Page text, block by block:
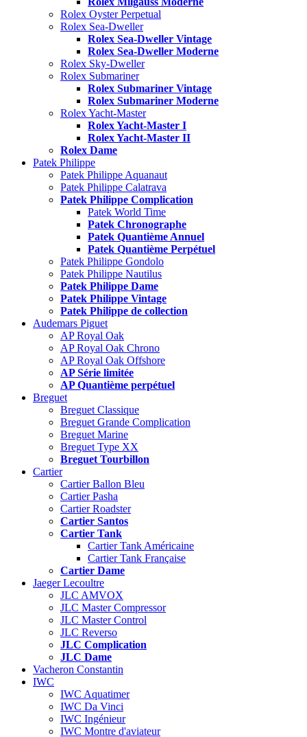
Rolex Oyster Perpetual
Rolex Sea-Dweller
Rolex Sea-Dweller Vintage
Rolex Sea-Dweller Moderne
Rolex Sky-Dweller
Rolex Submariner
Rolex Submariner Vintage
Rolex Submariner Moderne
Rolex Yacht-Master
Rolex Yacht-Master I
Rolex Yacht-Master II
Rolex Dame
Patek Philippe
Patek Philippe Aquanaut
Patek Philippe Calatrava
Patek Philippe Complication
Patek World Time
Patek Chronographe
Patek Quantième Annuel
Patek Quantième Perpétuel
Patek Philippe Gondolo
Patek Philippe Nautilus
Patek Philippe Dame
Patek Philippe Vintage
Patek Philippe de collection
Audemars Piguet
AP Royal Oak
AP Royal Oak Chrono
AP Royal Oak Offshore
AP Série limitée
AP Quantième perpétuel
Breguet
Breguet Classique
Breguet Grande Complication
Breguet Marine
Breguet Type XX
Breguet Tourbillon
Cartier
Cartier Ballon Bleu
Cartier Pasha
Cartier Roadster
Cartier Santos
Cartier Tank
Cartier Tank Américaine
Cartier Tank Française
Cartier Dame
Jaeger Lecoultre
JLC AMVOX
JLC Master Compressor
JLC Master Control
JLC Reverso
JLC Complication
JLC Dame
Vacheron Constantin
IWC
IWC Aquatimer
IWC Da Vinci
IWC Ingénieur
IWC Montre d'aviateur